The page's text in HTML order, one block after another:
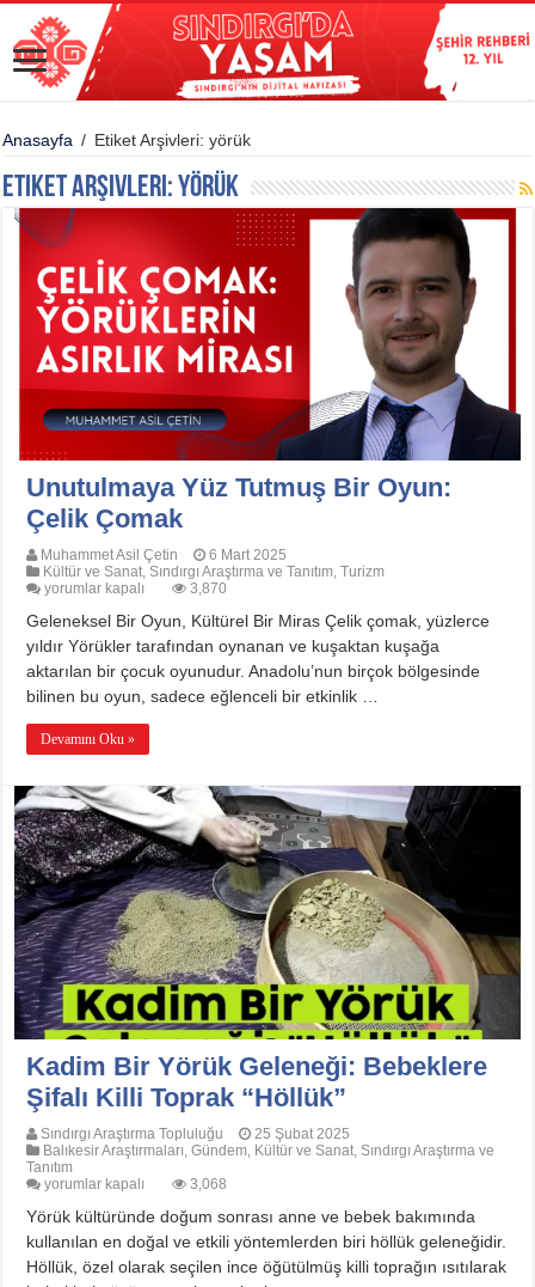
Anasayfa / Etiket Arşivleri: yörük
Etiket Arşivleri:yörük
Unutulmaya Yüz Tutmuş Bir Oyun:
Çelik Çomak
Muhammet Asil Çetin
6 Mart 2025
Kültür ve Sanat, Sındırgı Araştırma ve Tanıtım,Turizm
Unutulmaya
Tutmuş
Bir
Oyun:
Çelik
Çomak
için
yorumlar kapalı 3,870
Geleneksel Bir Oyun, Kültürel Bir Miras Çelik çomak, yüzlerce
yıldır Yörükler tarafından oynanan ve kuşaktan kuşağa
aktarılan bir çocuk oyunudur. Anadolu’nun birçok bölgesinde
bilinen bu oyun, sadece eğlenceli bir etkinlik …
Devamını Oku »
Kadim Bir Yörük Geleneği: Bebeklere
Şifalı Killi Toprak “Höllük”
Sındırgı Araştırma Topluluğu
25 Şubat 2025
Balıkesir Araştırmaları,Gündem, Kültür ve Sanat, Sındırgı Araştırma ve
Tanıtım
Kadim
Yörük
Geleneği:
Bebeklere
Şifalı
Killi
yorumlar kapalı 3,068
Yörük kültüründe doğum sonrası anne ve bebek bakımında
kullanılan en doğal ve etkili yöntemlerden biri höllük geleneğidir.
Höllük, özel olarak seçilen ince öğütülmüş killi toprağın ısıtılarak